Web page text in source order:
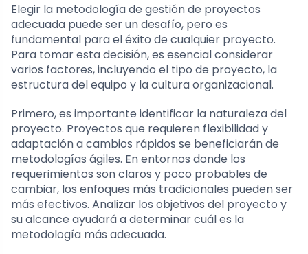
Elegir la metodología de gestión de proyectos
adecuada puede ser un desafío, pero es
fundamental para el éxito de cualquier proyecto.
Para tomar esta decisión, es esencial considerar
varios factores, incluyendo el tipo de proyecto, la
estructura del equipo y la cultura organizacional.
Primero, es importante identificar la naturaleza del
proyecto. Proyectos que requieren flexibilidad y
adaptación a cambios rápidos se beneficiarán de
metodologías ágiles. En entornos donde los
requerimientos son claros y poco probables de
cambiar, los enfoques más tradicionales pueden ser
más efectivos. Analizar los objetivos del proyecto y
su alcance ayudará a determinar cuál es la
metodología más adecuada.